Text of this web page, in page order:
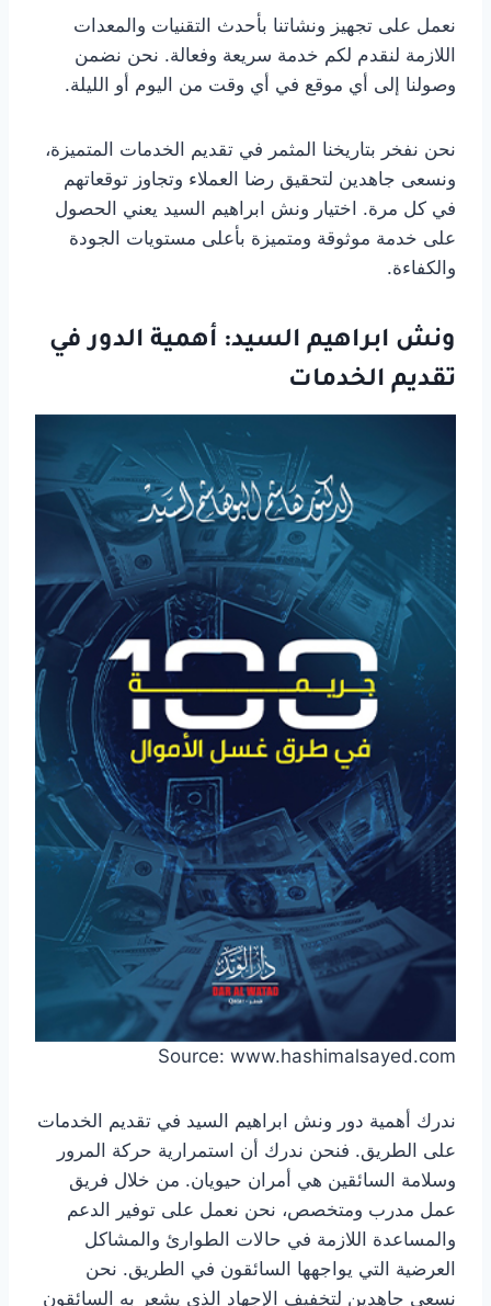
نعمل على تجهيز ونشاتنا بأحدث التقنيات والمعدات
اللازمة لنقدم لكم خدمة سريعة وفعالة. نحن نضمن
وصولنا إلى أي موقع في أي وقت من اليوم أو الليلة.
نحن نفخر بتاريخنا المثمر في تقديم الخدمات المتميزة،
ونسعى جاهدين لتحقيق رضا العملاء وتجاوز توقعاتهم
في كل مرة. اختيار ونش ابراهيم السيد يعني الحصول
على خدمة موثوقة ومتميزة بأعلى مستويات الجودة
والكفاءة.
ونش ابراهيم السيد: أهمية الدور في
تقديم الخدمات
Source: www.hashimalsayed.com
ندرك أهمية دور ونش ابراهيم السيد في تقديم الخدمات
على الطريق. فنحن ندرك أن استمرارية حركة المرور
وسلامة السائقين هي أمران حيويان. من خلال فريق
عمل مدرب ومتخصص، نحن نعمل على توفير الدعم
والمساعدة اللازمة في حالات الطوارئ والمشاكل
العرضية التي يواجهها السائقون في الطريق. نحن
نسعى جاهدين لتخفيف الإجهاد الذي يشعر به السائقون